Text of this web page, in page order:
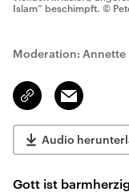
Islam“ beschimpft. ©
Moderation: Annette
Link
kopieren/teilen
Email
Audio
Gott ist